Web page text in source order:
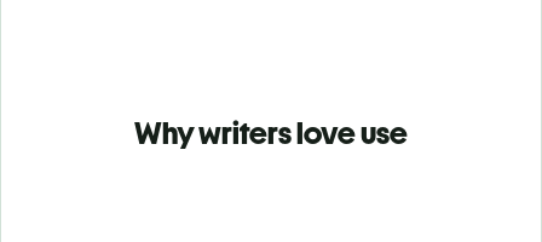
Why writers love use